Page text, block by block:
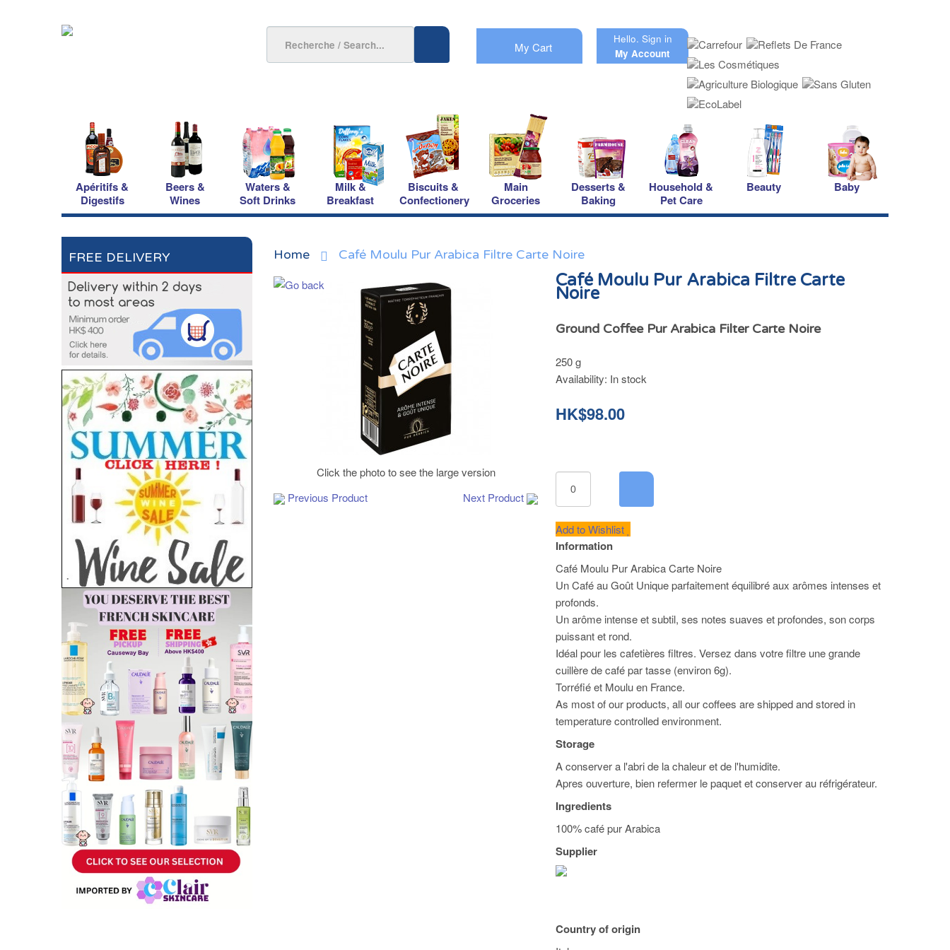
My Cart
Hello. Sign in
My Account
Apéritifs &
Digestifs
Beers &
Wines
Waters &
Soft Drinks
Milk &
Breakfast
Biscuits &
Confectionery
Main
Groceries
Desserts &
Baking
Household &
Pet Care
Beauty Baby
FREE DELIVERY Home Café Moulu Pur Arabica Filtre Carte Noire
Click the photo to see the large version
Previous Product
Next Product
Café Moulu Pur Arabica Filtre Carte
Noire
Ground Coffee Pur Arabica Filter Carte Noire
250 g
Availability: In stock
HK$98.00
Add to Wishlist
Information
Café Moulu Pur Arabica Carte Noire
Un Café au Goût Unique parfaitement équilibré aux arômes intenses et
profonds.
Un arôme intense et subtil, ses notes suaves et profondes, son corps
puissant et rond.
Idéal pour les cafetières filtres. Versez dans votre filtre une grande
cuillère de café par tasse (environ 6g).
Torréfié et Moulu en France.
As most of our products, all our coffees are shipped and stored in
temperature controlled environment.
Storage
A conserver a l'abri de la chaleur et de l'humidite.
Apres ouverture, bien refermer le paquet et conserver au réfrigérateur.
Ingredients
100% café pur Arabica
Supplier
Country of origin